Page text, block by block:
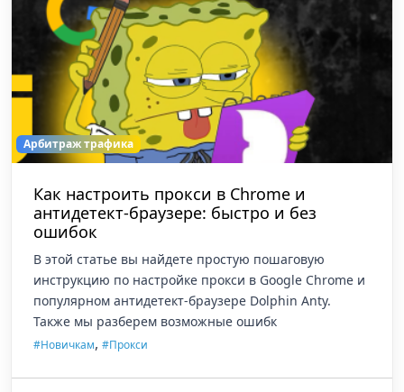
Арбитраж трафика
Как настроить прокси в Chrome и
антидетект-браузере: быстро и без
ошибок
В этой статье вы найдете простую пошаговую
инструкцию по настройке прокси в Google Chrome и
популярном антидетект-браузере Dolphin Anty.
Также мы разберем возможные ошибк
#Новичкам, #Прокси